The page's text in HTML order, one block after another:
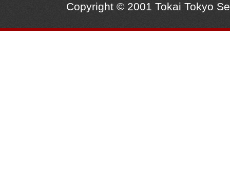
Copyright © 2001 Tokai Tokyo